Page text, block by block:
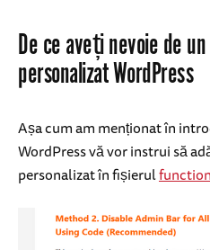
De ce aveți nevoie de
personalizat WordPress
Așa cum am menționat în
WordPress vă vor instrui să
personalizat în fișierul